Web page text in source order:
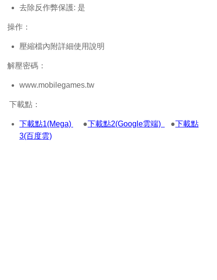
去除反作弊保護: 是
操作：
壓縮檔內附詳細使用說明
解壓密碼：
www.mobilegames.tw
下載點：
下載點1(Mega) ●下載點2(Google雲端) ●下載點
3(百度雲)